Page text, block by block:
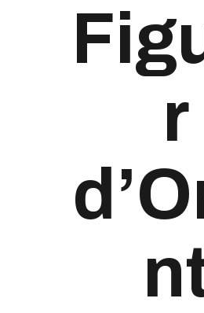
DEVENIR
EXPOSANT
r